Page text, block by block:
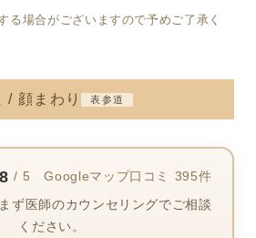
る場合がございますので予めご了承く
/ 顔まわり 表参道
/ 5 Googleマップ口コミ 395件
ず医師のカウンセリングでご相談
ください。